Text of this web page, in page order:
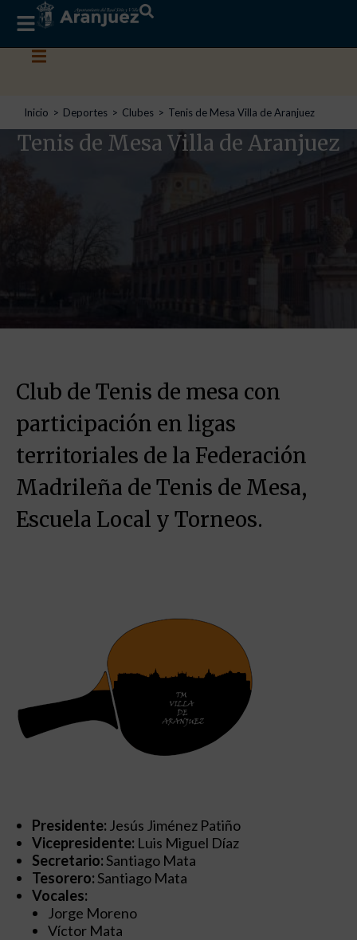
Estás aquí:
Inicio Deportes Clubes Tenis de Mesa Villa de Aranjuez
Tenis de Mesa Villa de Aranjuez
Club de Tenis de mesa con
participación en ligas
territoriales de la Federación
Madrileña de Tenis de Mesa,
Escuela Local y Torneos.
Presidente: Jesús Jiménez Patiño
Vicepresidente: Luis Miguel Díaz
Secretario:Santiago Mata
Tesorero:Santiago Mata
Vocales:
Jorge Moreno
Víctor Mata